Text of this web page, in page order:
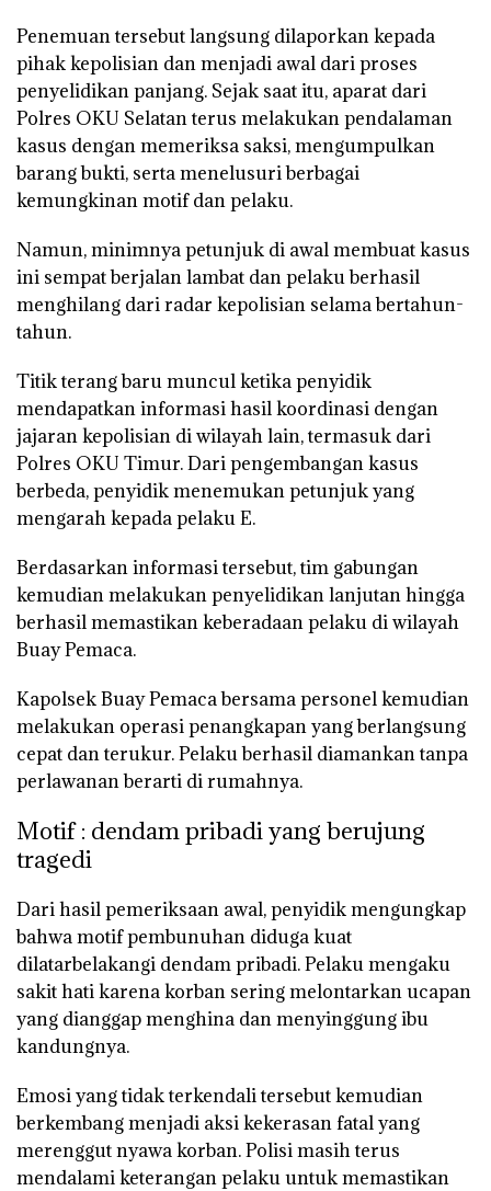
Penemuan tersebut langsung dilaporkan kepada
pihak kepolisian dan menjadi awal dari proses
penyelidikan panjang. Sejak saat itu, aparat dari
Polres OKU Selatanterus melakukan pendalaman
kasus dengan memeriksa saksi, mengumpulkan
barang bukti, serta menelusuri berbagai
kemungkinan motif dan pelaku.
Namun, minimnya petunjuk di awal membuat kasus
ini sempat berjalan lambat dan pelaku berhasil
menghilang dari radar kepolisian selama bertahun-
tahun.
Titik terang baru muncul ketika penyidik
mendapatkan informasi hasil koordinasi dengan
jajaran kepolisian di wilayah lain, termasuk dari
Polres OKU Timur. Dari pengembangan kasus
berbeda, penyidik menemukan petunjuk yang
mengarah kepada pelaku E.
Berdasarkan informasi tersebut, tim gabungan
kemudian melakukan penyelidikan lanjutan hingga
berhasil memastikan keberadaan pelaku di wilayah
Buay Pemaca.
Kapolsek Buay Pemaca bersama personel kemudian
melakukan operasi penangkapan yang berlangsung
cepat dan terukur. Pelaku berhasil diamankan tanpa
perlawanan berarti di rumahnya.
Motif : dendam pribadi yang berujung
tragedi
Dari hasil pemeriksaan awal, penyidik mengungkap
bahwa motif pembunuhan diduga kuat
dilatarbelakangi dendam pribadi. Pelaku mengaku
sakit hati karena korban sering melontarkan ucapan
yang dianggap menghina dan menyinggung ibu
kandungnya.
Emosi yang tidak terkendali tersebut kemudian
berkembang menjadi aksi kekerasan fatal yang
merenggut nyawa korban. Polisi masih terus
mendalami keterangan pelaku untuk memastikan